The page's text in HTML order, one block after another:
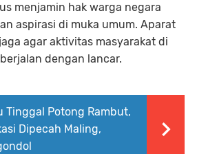
menjamin hak warga negara
aspirasi di muka umum. Aparat
agar aktivitas masyarakat di
dengan lancar.
Tinggal Potong Rambut,
Dipecah Maling,